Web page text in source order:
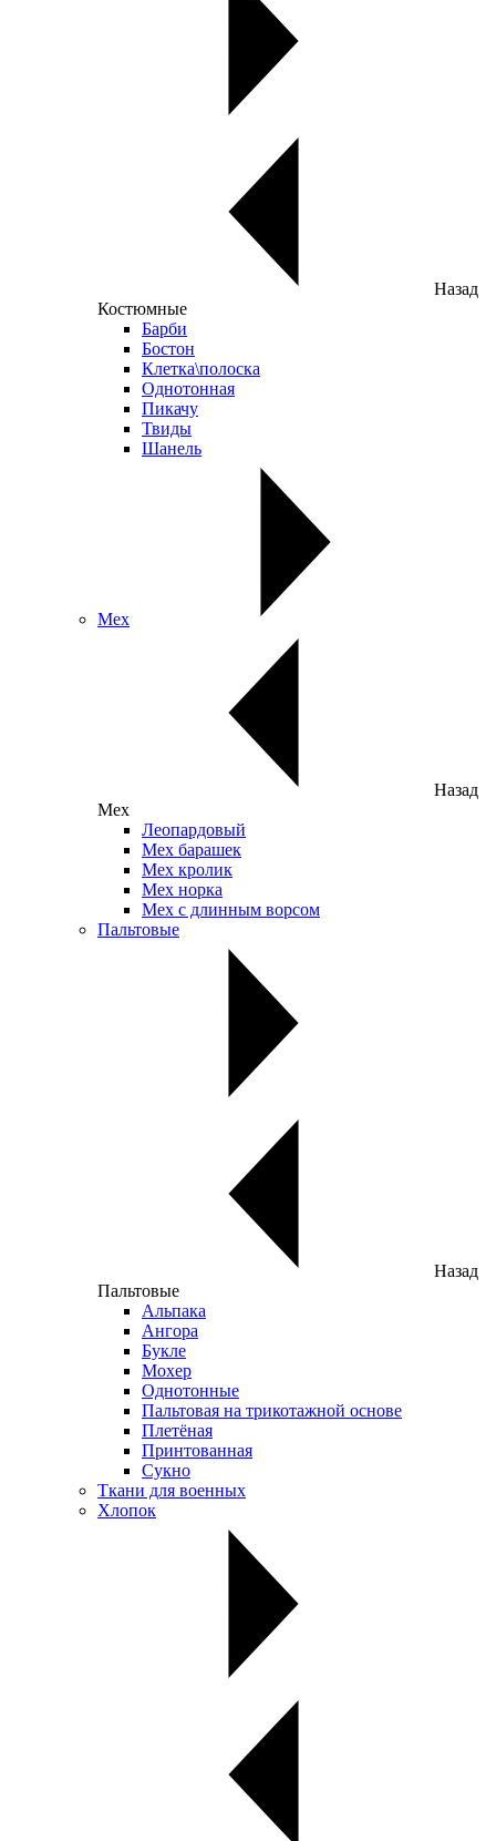
Назад
Костюмные
Барби
Бостон
Клетка\полоска
Однотонная
Пикачу
Твиды
Шанель
Мех
Назад
Мех
Леопардовый
Мех барашек
Мех кролик
Мех норка
Мех с длинным ворсом
Пальтовые
Назад
Пальтовые
Альпака
Ангора
Букле
Мохер
Однотонные
Пальтовая на трикотажной основе
Плетёная
Принтованная
Сукно
Ткани для военных
Хлопок